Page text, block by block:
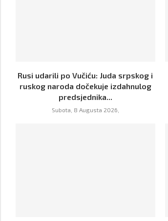
Rusi udarili po Vučiću: Juda srpskog i
ruskog naroda dočekuje izdahnulog
predsjednika...
Subota, 8 Augusta 2026,